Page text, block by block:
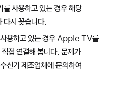
사용하고 있는 경우 해당
다시 꽂습니다.
용하고 있는 경우 Apple TV를
접 연결해 봅니다. 문제가
신기 제조업체에 문의하여